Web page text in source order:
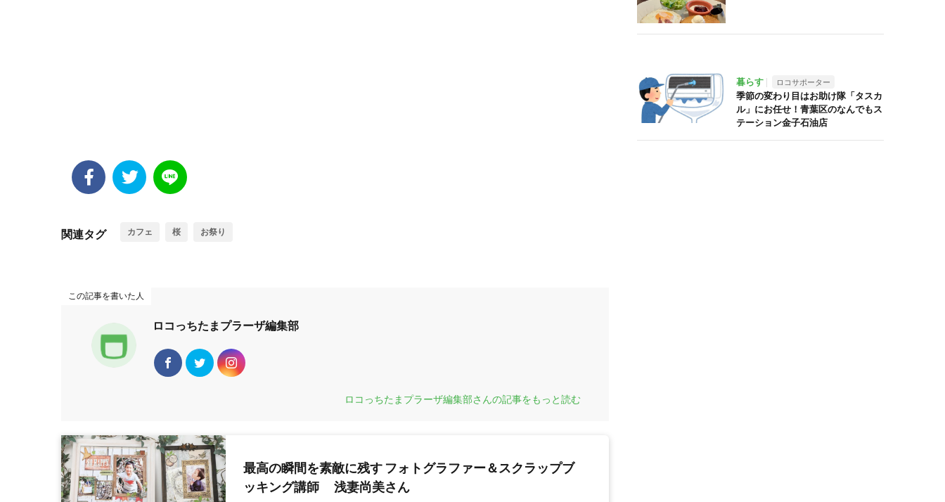
関連タグ カフェ 桜 お祭り
この記事を書いた人
ロコっちたまプラーザ編集部
ロコっちたまプラーザ編集部さんの記事をもっと読む
最高の瞬間を素敵に残す フォトグラファー＆スクラップブ
ッキング講師 浅妻尚美さん
暮らす ロコサポーター
季節の変わり目はお助け隊「タスカ
ル」にお任せ！青葉区のなんでもス
テーション金子石油店